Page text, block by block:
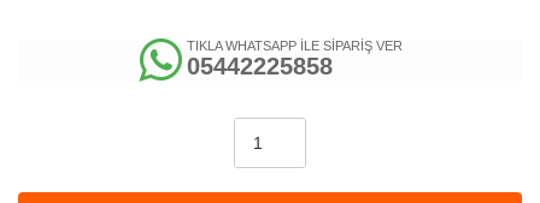
TIKLA WHATSAPP İLE SİPARİŞ VER
05442225858